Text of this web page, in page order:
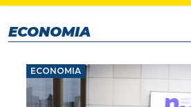
ECONOMIA
ECONOMIA